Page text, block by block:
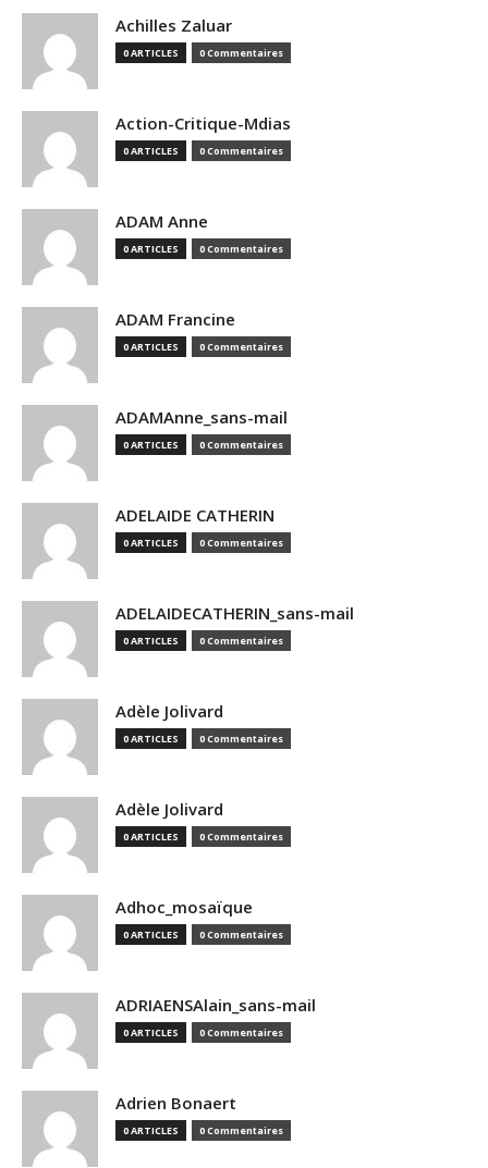
Achilles Zaluar
0 ARTICLES 0 Commentaires
Action-Critique-Mdias
0 ARTICLES 0 Commentaires
ADAM Anne
0 ARTICLES 0 Commentaires
ADAM Francine
0 ARTICLES 0 Commentaires
ADAMAnne_sans-mail
0 ARTICLES 0 Commentaires
ADELAIDE CATHERIN
0 ARTICLES 0 Commentaires
ADELAIDECATHERIN_sans-mail
0 ARTICLES 0 Commentaires
Adèle Jolivard
0 ARTICLES 0 Commentaires
Adèle Jolivard
0 ARTICLES 0 Commentaires
Adhoc_mosaïque
0 ARTICLES 0 Commentaires
ADRIAENSAlain_sans-mail
0 ARTICLES 0 Commentaires
Adrien Bonaert
0 ARTICLES 0 Commentaires